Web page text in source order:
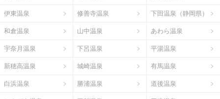
伊東温泉 修善寺温泉 下田温泉（静岡県）
和倉温泉 山中温泉 あわら温泉
宇奈月温泉 下呂温泉 平湯温泉
新穂高温泉 城崎温泉 有馬温泉
白浜温泉 勝浦温泉 道後温泉